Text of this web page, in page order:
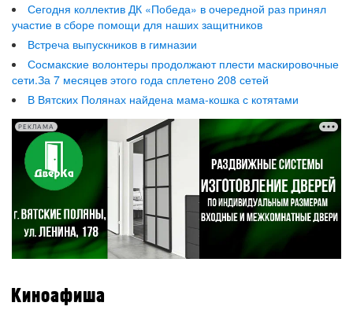
Сегодня коллектив ДК «Победа» в очередной раз принял
участие в сборе помощи для наших защитников
Встреча выпускников в гимназии
Сосмакские волонтеры продолжают плести маскировочные
сети.За 7 месяцев этого года сплетено 208 сетей
В Вятских Полянах найдена мама-кошка с котятами
РЕКЛАМА
Киноафиша